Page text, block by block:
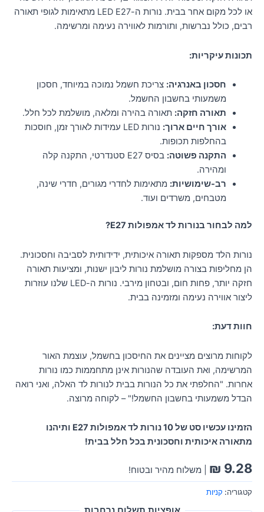
או לכל מקום אחר בבית. נורות ה-LED E27 מתאימות לגופי תאורה
רבים, כולל נברשות, ותורמות לאווירה נעימה ומרשימה.
תכונות עיקריות:
חסכון באנרגיה: צריכת חשמל נמוכה במיוחד, חסכון
משמעותי בחשבון החשמל.
תאורה חזקה: תאורה בהירה ומלאה, מושלמת לכל חלל.
אורך חיים ארוך:
נורות LED עמידות לאורך זמן, חוסכות
בהחלפות תכופות.
התקנה פשוטה:
בסיס E27 סטנדרטי, התקנה קלה
ומהירה.
רב-שימושיות: מתאימות לחדרי מגורים, חדרי שינה,
מטבחים, משרדים ועוד.
למה לבחור בנורות לד אמפולות E27?
נורות הלד מספקות תאורה איכותית, ידידותית לסביבה וחסכונית.
הן מחליפות בצורה מושלמת נורות ליבון ישנות, ומציעות תאורה
חזקה יותר, פחות חום, ובטחון מירבי. נורות ה-LED שלנו עוזרות
ליצור אווירה נעימה ומזמינה בבית.
חוות דעת:
לקוחות מרוצים מציינים את החיסכון בחשמל, עוצמת האור
המרשימה, ואת העובדה שהנורות אינן מתחממות כמו נורות
אחרות. "החלפתי את כל הנורות בבית לנורות לד האלה, ואני רואה
הבדל משמעותי בחשבון החשמל!" – לקוחה מרוצה.
הזמינו עכשיו סט של 10 נורות לד אמפולות E27 ותיהנו
מתאורה איכותית וחסכונית בכל חלל בבית!
₪ 9.28 | משלוח מהיר ובטוח!
קטגוריה: קניות